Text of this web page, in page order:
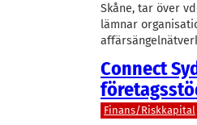
Skåne, tar över
lämnar
Connect
Finans/Riskkapital